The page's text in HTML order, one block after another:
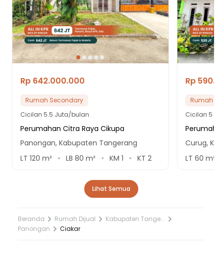
Rp 642.000.000
Rumah Secondary
Cicilan 5.5 Juta/bulan
Perumahan Citra Raya Cikupa
Panongan, Kabupaten Tangerang
LT 120 m² LB 80 m² KM 1 KT 2
Rp
Rumah
Cicilan 5
Curug,
LT 60 m²
Lihat Semua
Beranda Rumah Dijual
Kabupaten Tangerang
Panongan
Ciakar